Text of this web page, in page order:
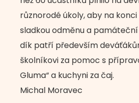
různorodé úkoly, aby na
sladkou odměnu a
dík patří především
školníkovi za pomoc s
Gluma“ a kuchyni za čaj.
Michal Moravec